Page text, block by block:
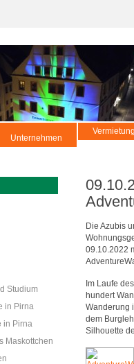
Unternehmen
Vermietung
Studium
in Pirna
in Pirna
Maskottchen
Die Azubis
09.10.2022
Im Laufe
hundert
Wanderung
dem
Silhouette